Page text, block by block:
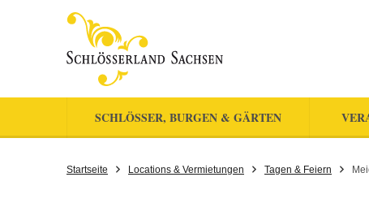
SCHLÖSSER, BURGEN & GÄRTEN
Startseite Locations & Vermietungen Tagen & Feiern